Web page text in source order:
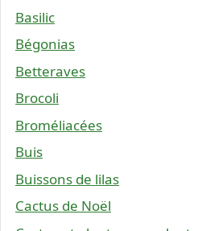
Basilic
Bégonias
Betteraves
Brocoli
Broméliacées
Buis
Buissons de lilas
Cactus de Noël